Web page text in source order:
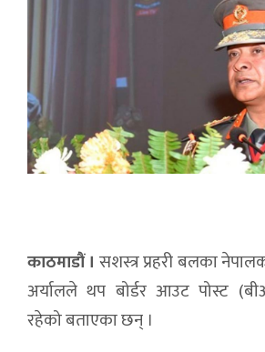
काठमाडौं । सशस्त्र प्रहरी बलका
अर्यालले थप बोर्डर आउट पोस्ट
रहेको बताएका छन् ।